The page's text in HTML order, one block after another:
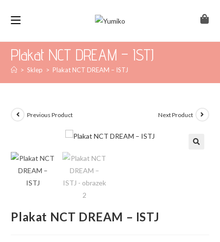
Plakat NCT DREAM – ISTJ
> Sklep > Plakat NCT DREAM – ISTJ
Previous Product Next Product
Plakat NCT DREAM – ISTJ